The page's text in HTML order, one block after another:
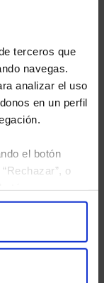
terceros que
navegas.
analizar el uso
en un perfil
el botón
o